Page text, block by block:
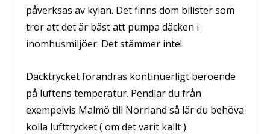
påverksas av kylan. Det finns dom bilister som
tror att det är bäst att pumpa däcken i
inomhusmiljöer. Det stämmer inte!
Däcktrycket förändras kontinuerligt beroende
på luftens temperatur. Pendlar du från
exempelvis Malmö till Norrland så lär du behöva
kolla lufttrycket ( om det varit kallt )